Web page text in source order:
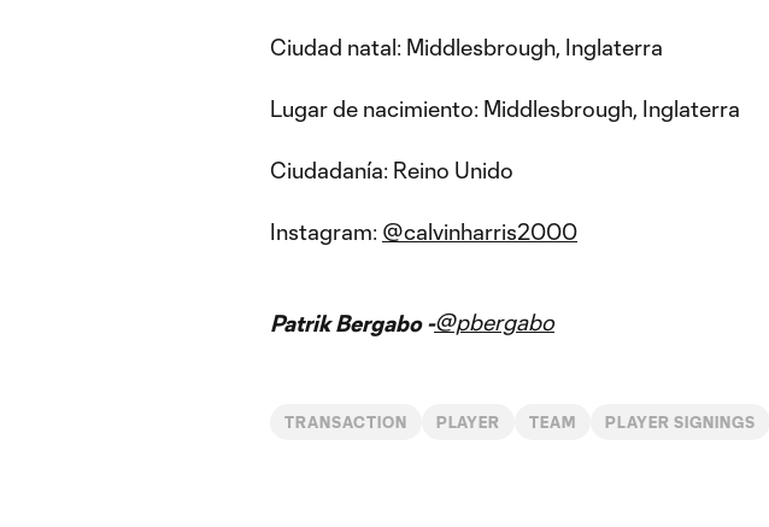
Ciudad natal: Middlesbrough, Inglaterra
Lugar de nacimiento: Middlesbrough, Inglaterra
Ciudadanía: Reino Unido
Instagram: @calvinharris2000
Patrik Bergabo -@pbergabo
TRANSACTION PLAYER TEAM PLAYER SIGNINGS